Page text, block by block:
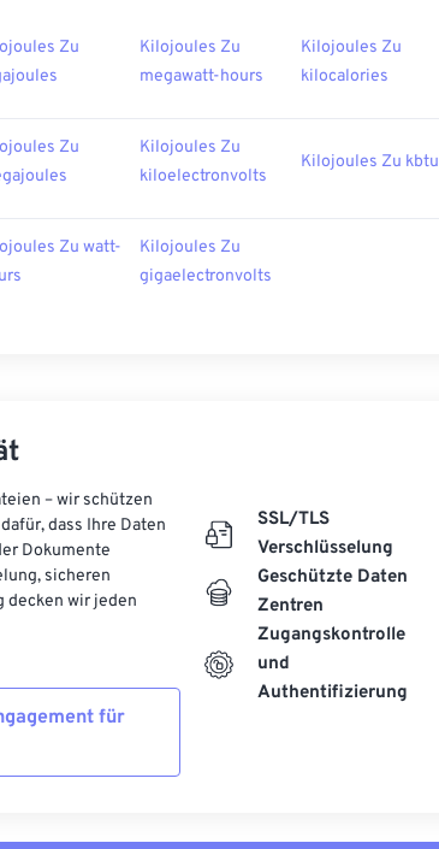
Zu
Kilojoules Zu
megawatt-hours
Kilojoules Zu
kilocalories
Zu
Kilojoules Zu
kiloelectronvolts
Kilojoules Zu kbtu
Zu watt-
Kilojoules Zu
gigaelectronvolts
– wir schützen
dass Ihre Daten
Dokumente
sicheren
decken wir jeden
für
SSL/TLS
Verschlüsselung
Geschützte Daten
Zentren
Zugangskontrolle
und
Authentifizierung